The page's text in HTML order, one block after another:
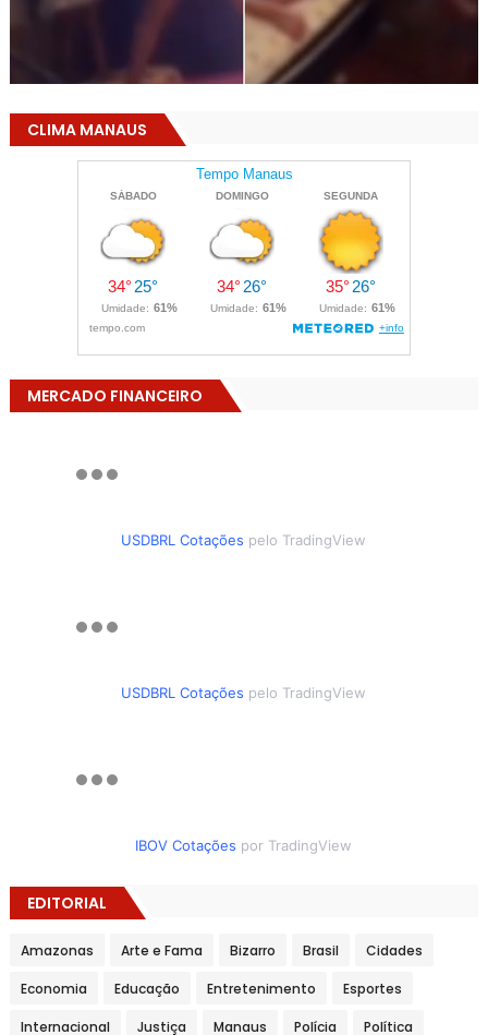
CLIMA MANAUS
MERCADO FINANCEIRO
USDBRL Cotações pelo TradingView
USDBRL Cotações pelo TradingView
IBOV Cotações por TradingView
EDITORIAL
Amazonas Arte e Fama Bizarro Brasil Cidades
Economia Educação Entretenimento Esportes
Internacional Justiça Manaus Polícia Política